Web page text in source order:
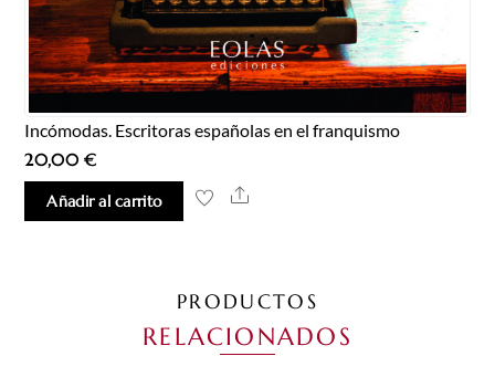
Incómodas. Escritoras españolas en el franquismo
20,00€
Añadir al carrito Share
PRODUCTOS
RELACIONADOS